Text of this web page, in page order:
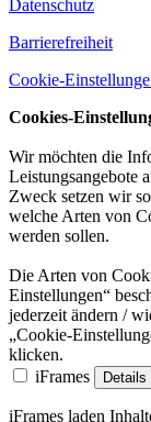
Datenschutz
Barrierefreiheit
Cookie-
Cookies-
Wir möchten die
Leistungsangebote
Zweck setzen wir
welche Arten von
werden sollen.
Die Arten von
Einstellungen“
jederzeit ändern /
„Cookie-
klicken.
iFrames
Details
iFrames laden